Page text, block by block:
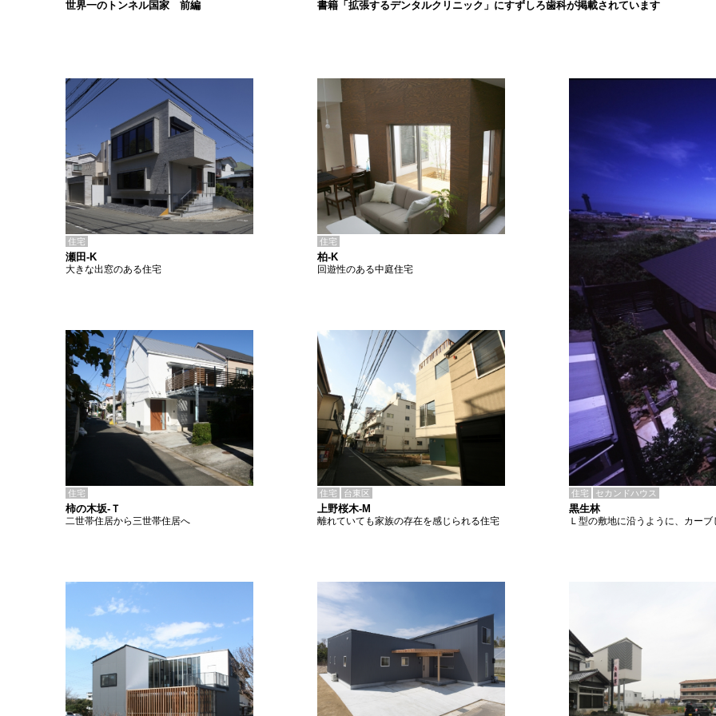
書籍「拡張するデンタルクリニック」にすずしろ歯科が掲載されています
世界一のトンネル国家 前編
住宅
瀬田-K
大きな出窓のある住宅
住宅
柏-K
回遊性のある中庭住宅
住宅
柿の木坂-Ｔ
二世帯住居から三世帯住居へ
住宅 台東区
上野桜木-M
離れていても家族の存在を感じられる住宅
住宅 セカンドハウス
黒生林
Ｌ型の敷地に沿うように、カーブ